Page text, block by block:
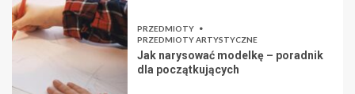
PRZEDMIOTY
PRZEDMIOTY ARTYSTYCZNE
Jak narysować modelkę – poradnik
dla początkujących